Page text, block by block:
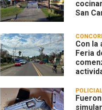
San
Con la
Feria